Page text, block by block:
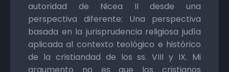
autoridad de Nicea II desde una
perspectiva diferente: Una perspectiva
basada en la jurisprudencia religiosa judía
aplicada al contexto teológico e histórico
de la cristiandad de los ss. VIII y IX. Mi